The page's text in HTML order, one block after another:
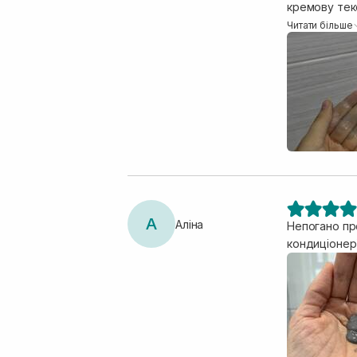
кремову
прикладаю
волосяне
мʼякість
типам
засобів,
цією
Читати більше
А Аліна
Непогано